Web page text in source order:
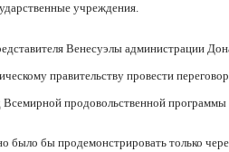
учреждения.
Венесуэлы администрации
правительству провести
продовольственной программы
бы продемонстрировать только